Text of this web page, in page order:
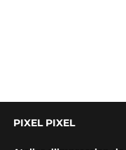
PIXEL PIXEL